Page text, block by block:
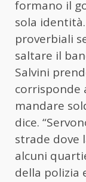
formano il
sola
proverbiali
saltare il
Salvini
corrisponde
mandare
dice.
strade dove
alcuni
della polizia